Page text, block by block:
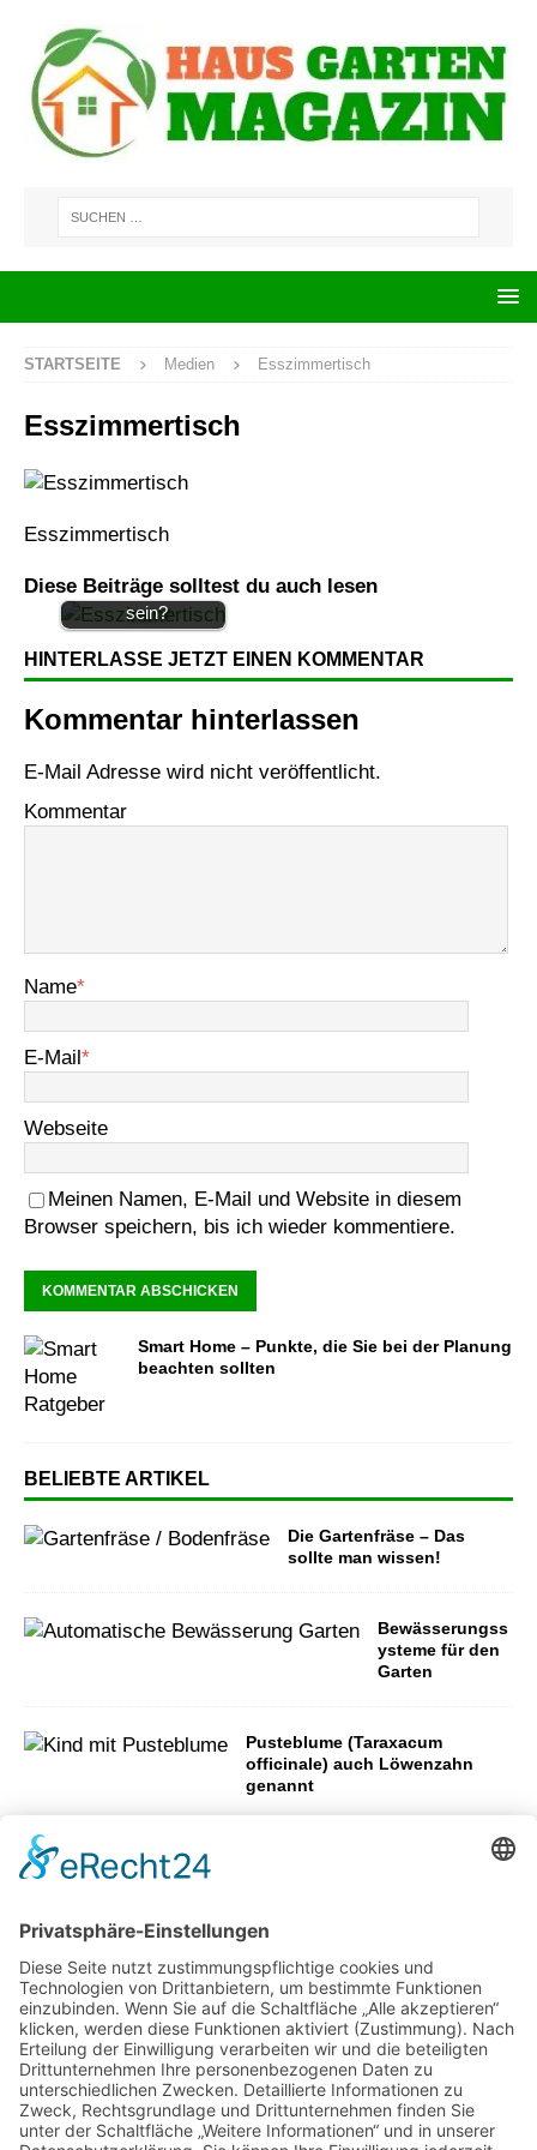
STARTSEITE Medien Esszimmertisch
Esszimmertisch
Esszimmertisch
Diese Beiträge solltest du auch lesen
Esszimmertisch
sein?
HINTERLASSE JETZT EINEN KOMMENTAR
Kommentar hinterlassen
E-Mail Adresse wird nicht veröffentlicht.
Kommentar
Name*
E-Mail*
Webseite
Meinen Namen, E-Mail und Website in diesem
Browser speichern, bis ich wieder kommentiere.
Smart Home – Punkte, die Sie bei der Planung
beachten sollten
BELIEBTE ARTIKEL
Die Gartenfräse – Das
sollte man wissen!
Bewässerungss
ysteme für den
Garten
Pusteblume (Taraxacum
officinale) auch Löwenzahn
genannt
Ist die Gartenkreuzspinne giftig?
Wie aus ungenutzten Flächen neue
Aufenthaltsbereiche werden können